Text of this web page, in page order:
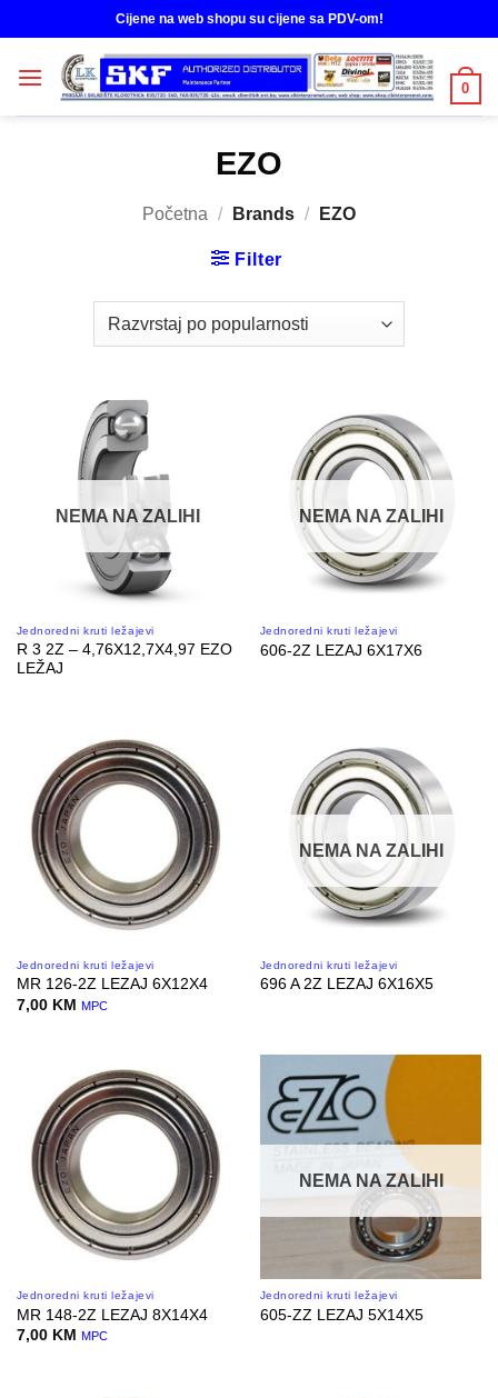
to
content
Cijene na web shopu su cijene sa PDV-om!
0
EZO
Početna / Brands / EZO
Filter
NEMA NA ZALIHI
Jednoredni kruti ležajevi
R 3 2Z – 4,76X12,7X4,97 EZO
LEŽAJ
NEMA NA ZALIHI
Jednoredni kruti ležajevi
606-2Z LEZAJ 6X17X6
Jednoredni kruti ležajevi
MR 126-2Z LEZAJ 6X12X4
7,00 KM MPC
NEMA NA ZALIHI
Jednoredni kruti ležajevi
696 A 2Z LEZAJ 6X16X5
Jednoredni kruti ležajevi
MR 148-2Z LEZAJ 8X14X4
7,00 KM MPC
NEMA NA ZALIHI
Jednoredni kruti ležajevi
605-ZZ LEZAJ 5X14X5